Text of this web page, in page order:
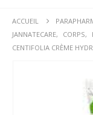
ACCUEIL
JANNATECARE, CORPS,
CENTIFOLIA CRÈME